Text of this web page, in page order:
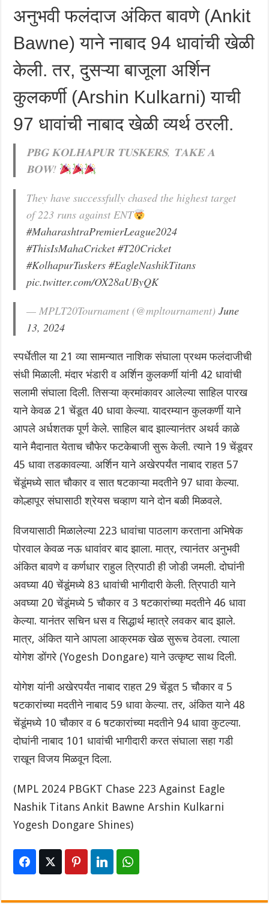
अनुभवी फलंदाज अंकित बावणे (Ankit
Bawne) याने नाबाद 94 धावांची खेळी
केली. तर, दुसऱ्या बाजूला अर्शिन
कुलकर्णी (Arshin Kulkarni) याची
97 धावांची नाबाद खेळी व्यर्थ ठरली.
𝐏𝐁𝐆 𝐊𝐎𝐋𝐇𝐀𝐏𝐔𝐑 𝐓𝐔𝐒𝐊𝐄𝐑𝐒, 𝐓𝐀𝐊𝐄 𝐀
𝐁𝐎𝐖!
They have successfully chased the highest target
of 223 runs against ENT
#MaharashtraPremierLeague2024
#ThisIsMahaCricket #T20Cricket
#KolhapurTuskers #EagleNashikTitans
pic.twitter.com/OX28aUByQK
— MPLT20Tournament (@mpltournament)June
13, 2024
स्पर्धेतील या 21 व्या सामन्यात नाशिक संघाला प्रथम फलंदाजीची
संधी मिळाली. मंदार भंडारी व अर्शिन कुलकर्णी यांनी 42 धावांची
सलामी संघाला दिली. तिसऱ्या क्रमांकावर आलेल्या साहिल पारख
याने केवळ 21 चेंडूत 40 धावा केल्या. यादरम्यान कुलकर्णी याने
आपले अर्धशतक पूर्ण केले. साहिल बाद झाल्यानंतर अथर्व काळे
याने मैदानात येताच चौफेर फटकेबाजी सुरू केली. त्याने 19 चेंडूवर
45 धावा तडकावल्या. अर्शिन याने अखेरपर्यंत नाबाद राहत 57
चेंडूंमध्ये सात चौकार व सात षटकाऱ्या मदतीने 97 धावा केल्या.
कोल्हापूर संघासाठी श्रेयस चव्हाण याने दोन बळी मिळवले.
विजयासाठी मिळालेल्या 223 धावांचा पाठलाग करताना अभिषेक
पोरवाल केवळ नऊ धावांवर बाद झाला. मात्र, त्यानंतर अनुभवी
अंकित बावणे व कर्णधार राहुल त्रिपाठी ही जोडी जमली. दोघांनी
अवघ्या 40 चेंडूंमध्ये 83 धावांची भागीदारी केली. त्रिपाठी याने
अवघ्या 20 चेंडूंमध्ये 5 चौकार व 3 षटकारांच्या मदतीने 46 धावा
केल्या. यानंतर सचिन धस व सिद्धार्थ म्हात्रे लवकर बाद झाले.
मात्र, अंकित याने आपला आक्रमक खेळ सुरूच ठेवला. त्याला
योगेश डोंगरे (Yogesh Dongare) याने उत्कृष्ट साथ दिली.‌
योगेश यांनी अखेरपर्यंत नाबाद राहत 29 चेंडूत 5 चौकार व 5
षटकारांच्या मदतीने नाबाद 59 धावा केल्या. तर, अंकित याने 48
चेंडूंमध्ये 10 चौकार व 6 षटकारांच्या मदतीने 94 धावा कुटल्या.
दोघांनी नाबाद 101 धावांची भागीदारी करत संघाला सहा गडी
राखून विजय मिळवून दिला.
(MPL 2024 PBGKT Chase 223 Against Eagle
Nashik Titans Ankit Bawne Arshin Kulkarni
Yogesh Dongare Shines)